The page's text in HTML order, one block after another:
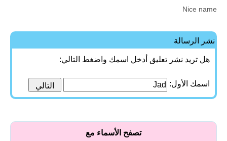
Nice name
نشر الرسالة
هل تريد نشر تعليق أدخل اسمك واضغط التالي:
اسمك الأول:
تصفح الأسماء مع